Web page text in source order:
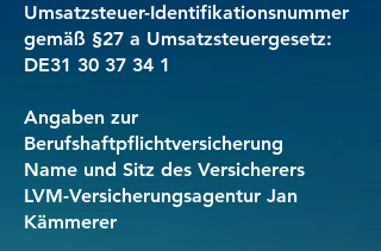
Umsatzsteuer-Identifikationsnummer
gemäß §27 a Umsatzsteuergesetz:
DE31 30 37 34 1
Angaben zur
Berufshaftpflichtversicherung
Name und Sitz des Versicherers
LVM-Versicherungsagentur Jan
Kämmerer